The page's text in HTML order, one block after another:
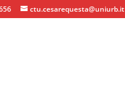
ctu.cesarequesta@uniurb.it